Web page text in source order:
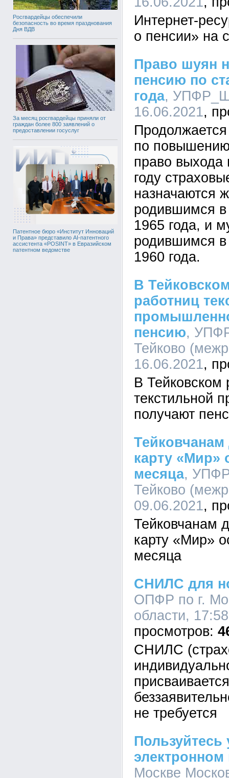
Росгвардейцы обеспечили
безопасность во время празднования
Дня ВДВ
За месяц росгвардейцы приняли от
граждан более 800 заявлений о
предоставлении госуслуг
Патентное бюро «Институт Инноваций
и Права» представило AI-патентного
ассистента «POSINT» в Евразийском
патентном ведомстве
Интернет-
о пенсии» на
Право шуян
пенсию по
года,
16.06.2021
по
право
году
назначаются
родившимся в
1965 года, и
родившимся в
1960 года.
В
работниц
пенсию, УПФР
Тейково
16.06.2021
В Тейковском
текстильной
получают
Тейковчанам
карту «Мир»
месяца, УПФР
Тейково
09.06.2021
Тейковчанам
карту «Мир»
месяца
СНИЛС для
ОПФР по г.
области,
СНИЛС
не требуется
электронном
Москве